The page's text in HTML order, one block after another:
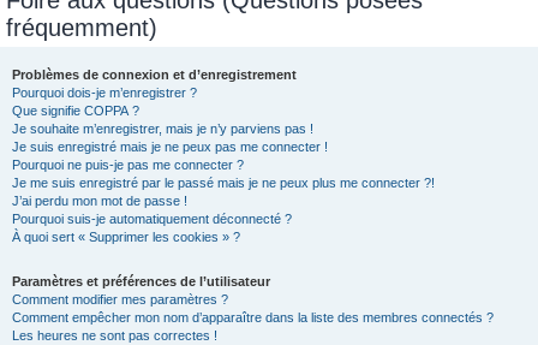
fréquemment)
Problèmes de connexion et d’enregistrement
Pourquoi dois-je m’enregistrer ?
Que signifie COPPA ?
Je souhaite m’enregistrer, mais je n’y parviens pas !
Je suis enregistré mais je ne peux pas me connecter !
Pourquoi ne puis-je pas me connecter ?
Je me suis enregistré par le passé mais je ne peux plus me connecter ?!
J’ai perdu mon mot de passe !
Pourquoi suis-je automatiquement déconnecté ?
À quoi sert « Supprimer les cookies » ?
Paramètres et préférences de l’utilisateur
Comment modifier mes paramètres ?
Comment empêcher mon nom d’apparaître dans la liste des membres connectés ?
Les heures ne sont pas correctes !